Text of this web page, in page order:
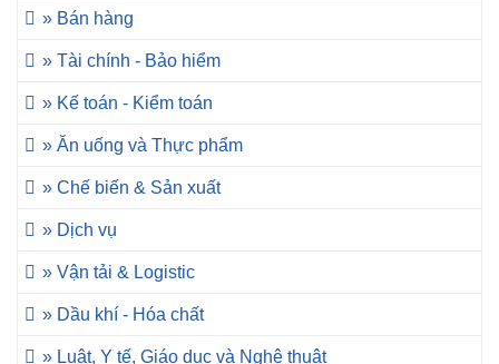
» Bán hàng
» Tài chính - Bảo hiểm
» Kế toán - Kiểm toán
» Ăn uống và Thực phẩm
» Chế biến & Sản xuất
» Dịch vụ
» Vận tải & Logistic
» Dầu khí - Hóa chất
» Luật, Y tế, Giáo dục và Nghệ thuật